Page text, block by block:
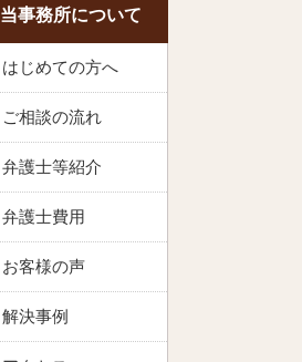
当事務所について
はじめての方へ
ご相談の流れ
弁護士等紹介
弁護士費用
お客様の声
解決事例